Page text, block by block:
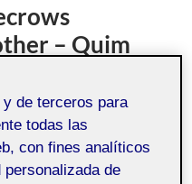
– Quim
y de terceros para
todas las
con fines analíticos
de